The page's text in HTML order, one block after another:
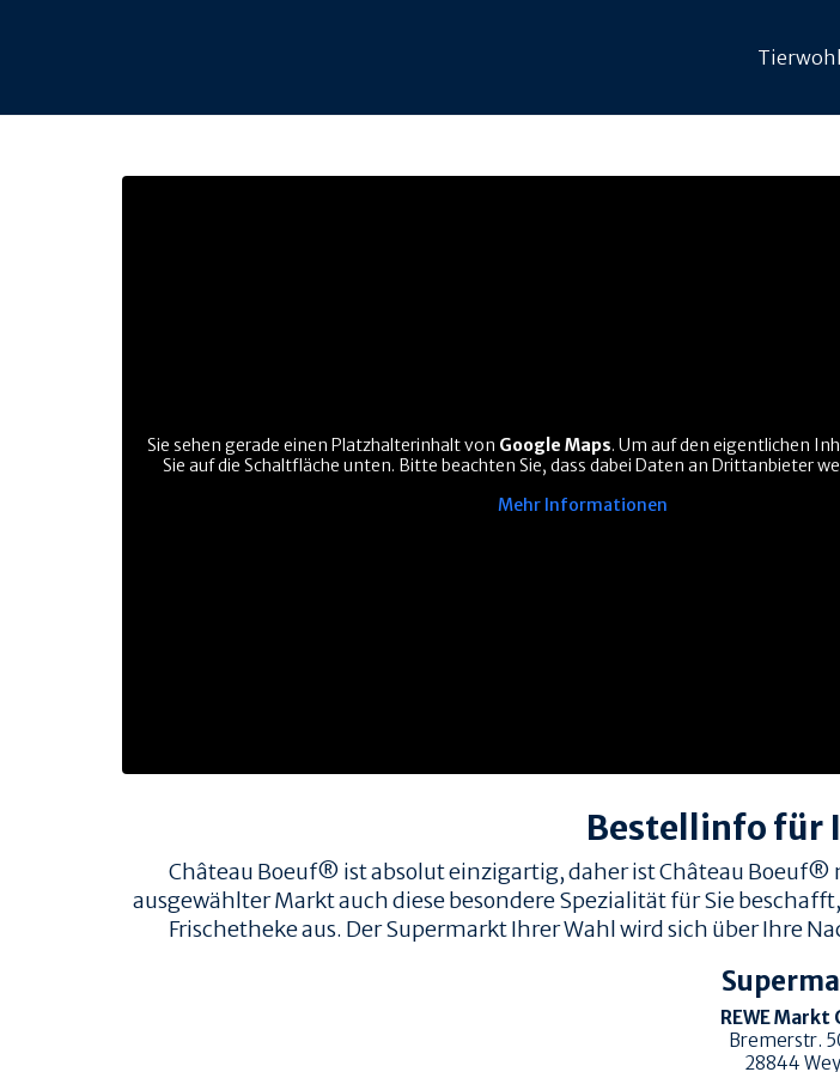
Sie sehen gerade einen Platzhalterinhalt von Google Maps. Um auf den eigentlichen
Sie auf die Schaltfläche unten. Bitte beachten Sie, dass dabei Daten an Drittanbieter
Mehr Informationen
Bestellinfo für
Château Boeuf® ist absolut einzigartig, daher ist Château Boeuf®
ausgewählter Markt auch diese besondere Spezialität für Sie
Frischetheke aus. Der Supermarkt Ihrer Wahl wird sich über Ihre
REWE Markt
Bremerstr.
28844
QUALITÄT & RÜCKVERFOLGBARKEIT
REZEPTE
REZEPTE
AUFBEWAHRUNG